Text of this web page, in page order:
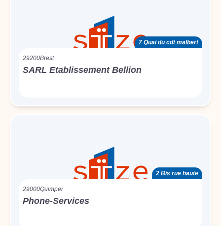
7 Quai du cdt malbert
29200Brest
SARL Etablissement Bellion
2 Bis rue haute
29000Quimper
Phone-Services